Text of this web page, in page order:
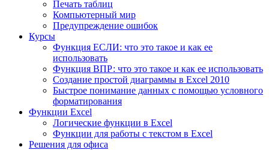
Печать таблиц
Компьютерный мир
Предупреждение ошибок
Курсы
Функция ЕСЛИ: что это такое и как ее
использовать
Функция ВПР: что это такое и как ее использовать
Создание простой диаграммы в Excel 2010
Быстрое понимание данных с помощью условного
форматирования
Функции Excel
Логические функции в Excel
Функции для работы с текстом в Excel
Решения для офиса